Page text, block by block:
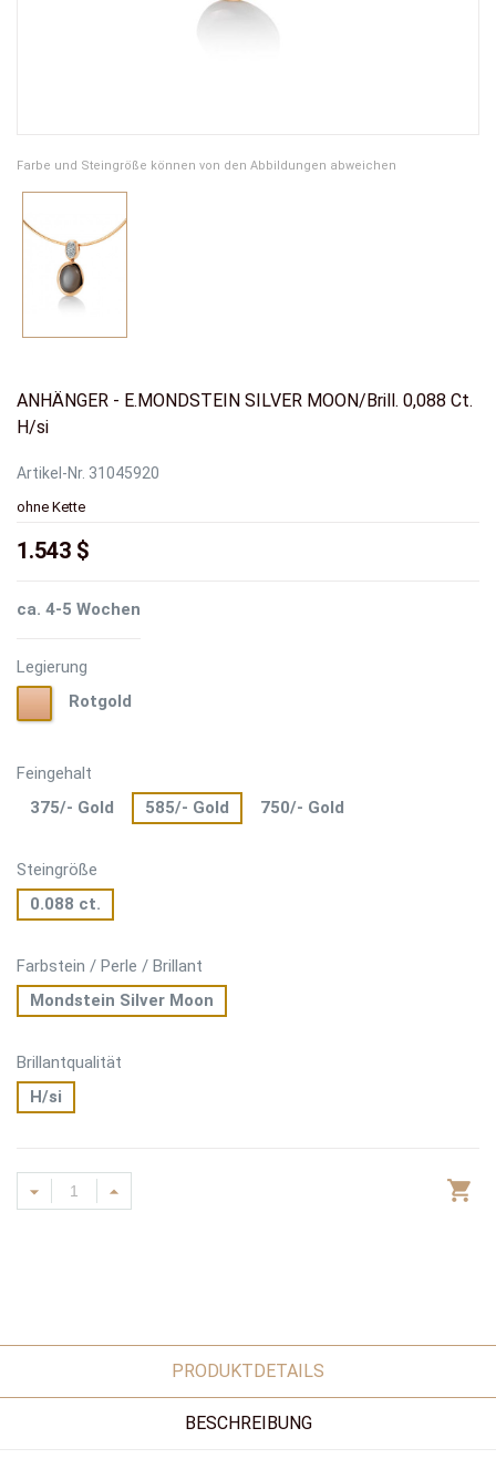
Farbe und Steingröße können von den Abbildungen abweichen
ANHÄNGER - E.MONDSTEIN SILVER MOON/Brill. 0,088 Ct.
H/si
Artikel-Nr. 31045920
ohne Kette
1.543 $
ca. 4-5 Wochen
Legierung
RotgoldRotgold
Feingehalt
375/- Gold
585/- Gold 750/- Gold
Steingröße
0.088 ct.
Farbstein / Perle / Brillant
Mondstein Silver Moon
Brillantqualität
H/si
PRODUKTDETAILS
BESCHREIBUNG